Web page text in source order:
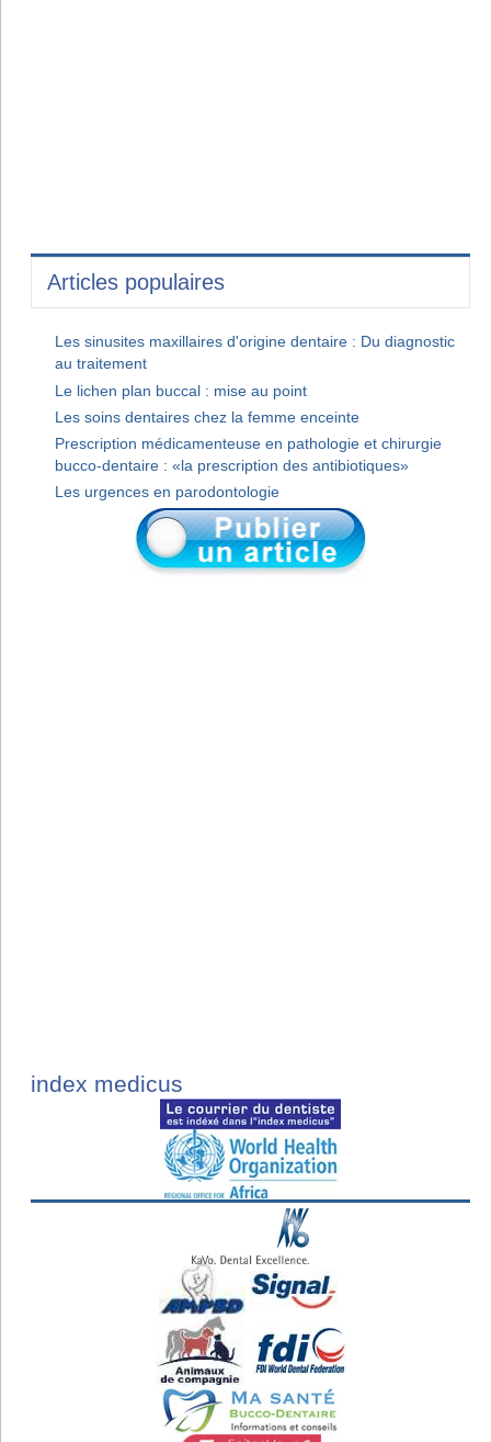
Articles populaires
Les sinusites maxillaires d'origine dentaire : Du diagnostic
au traitement
Le lichen plan buccal : mise au point
Les soins dentaires chez la femme enceinte
Prescription médicamenteuse en pathologie et chirurgie
bucco-dentaire : «la prescription des antibiotiques»
Les urgences en parodontologie
index medicus